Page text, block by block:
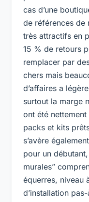
cas d’une
de références de
très attractifs en
15 % de retours
remplacer par
chers mais
d’affaires a
surtout la marge
ont été
packs et kits
s’avère
pour un
murales”
équerres, niveau
d’installation